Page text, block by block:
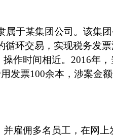
属于某集团公司。该集
环交易，实现税务发
作时间相近。 2016年，
发票100余本，涉案金
并雇佣多名员工，在网上